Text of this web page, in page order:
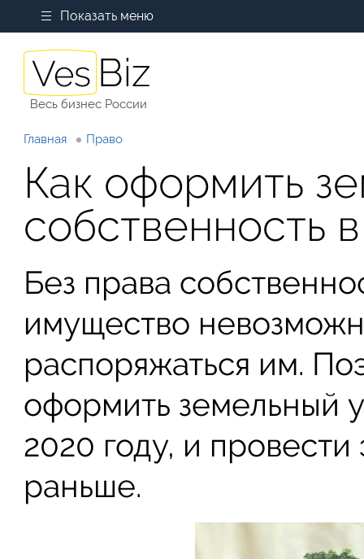
Показать меню
Весь бизнес России
Главная Право
Как оформить
собственность
Без права
имущество
распоряжаться им.
оформить земельный
2020 году, и
раньше.